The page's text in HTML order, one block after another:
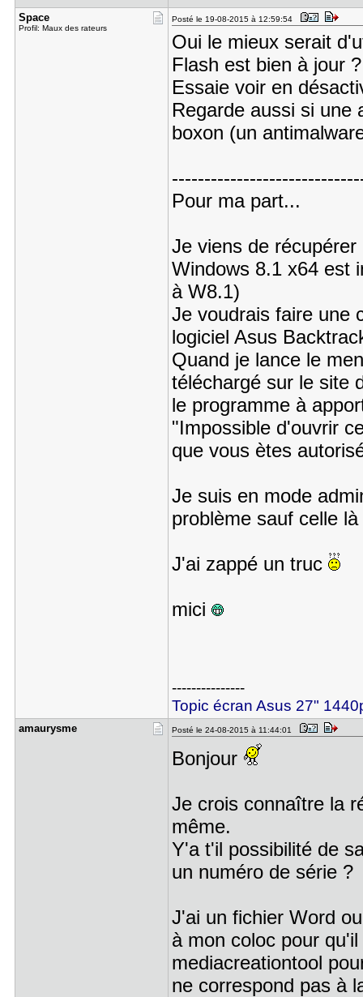
Space
Profil: Maux des rateurs
Posté le 19-08-2015 à 12:59:54
Oui le mieux serait
Flash est bien à jour ?
Essaie voir en
Regarde aussi si une
boxon (un
Pour ma part...
Je viens de
Windows 8.1 x64 est
à W8.1)
Je voudrais faire une
logiciel Asus
Quand je lance le
téléchargé sur le site
le programme à
"Impossible d'ouvrir
que vous ètes
Je suis en mode
problème sauf celle
J'ai zappé un truc
mici
---------------
Topic écran Asus 27"
amaurysme Posté le 24-08-2015 à 11:44:01
Bonjour
Je crois connaître la
même.
Y'a t'il possibilité de
un numéro de série ?
J'ai un fichier Word
à mon coloc pour
mediacreationtool
ne correspond pas à